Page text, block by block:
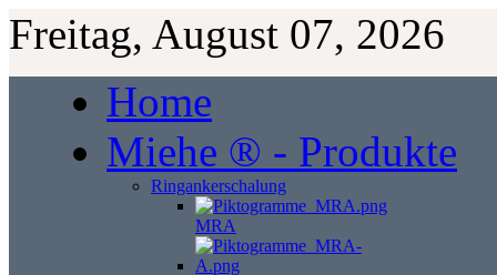
Freitag, August 07, 2026
Home
Miehe ® - Produkte
Ringankerschalung
MRA